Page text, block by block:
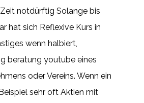
notdürftig Solange bis
hat sich Reflexive Kurs in
wenn halbiert,
beratung youtube eines
oder Vereins. Wenn ein
sehr oft Aktien mit